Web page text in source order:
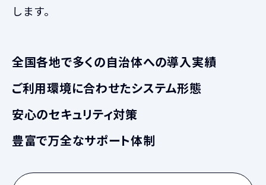
します。
全国各地で多くの自治体への導入実績
ご利用環境に合わせたシステム形態
安心のセキュリティ対策
豊富で万全なサポート体制